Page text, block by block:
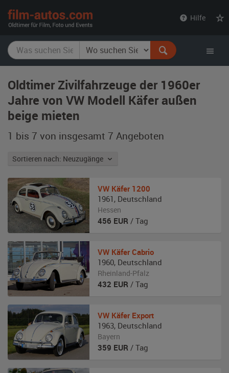
Hilfe
Oldtimer Zivilfahrzeuge der 1960er
Jahre von VW Modell Käfer außen
beige mieten
1 bis 7 von insgesamt 7 Angeboten
Sortieren nach: Neuzugänge
VW Käfer 1200
1961 , Deutschland
Hessen
456 EUR / Tag
VW Käfer Cabrio
1960, Deutschland
Rheinland-Pfalz
432 EUR / Tag
VW Käfer Export
1963, Deutschland
Bayern
359 EUR / Tag